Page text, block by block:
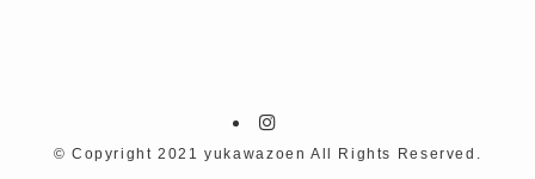
© Copyright 2021 yukawazoen All Rights Reserved.